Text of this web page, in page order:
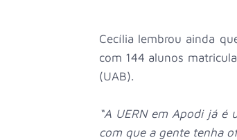
Cecília lembrou ainda
com 144 alunos
(UAB).
“A UERN em Apodi já é
com que a gente tenha